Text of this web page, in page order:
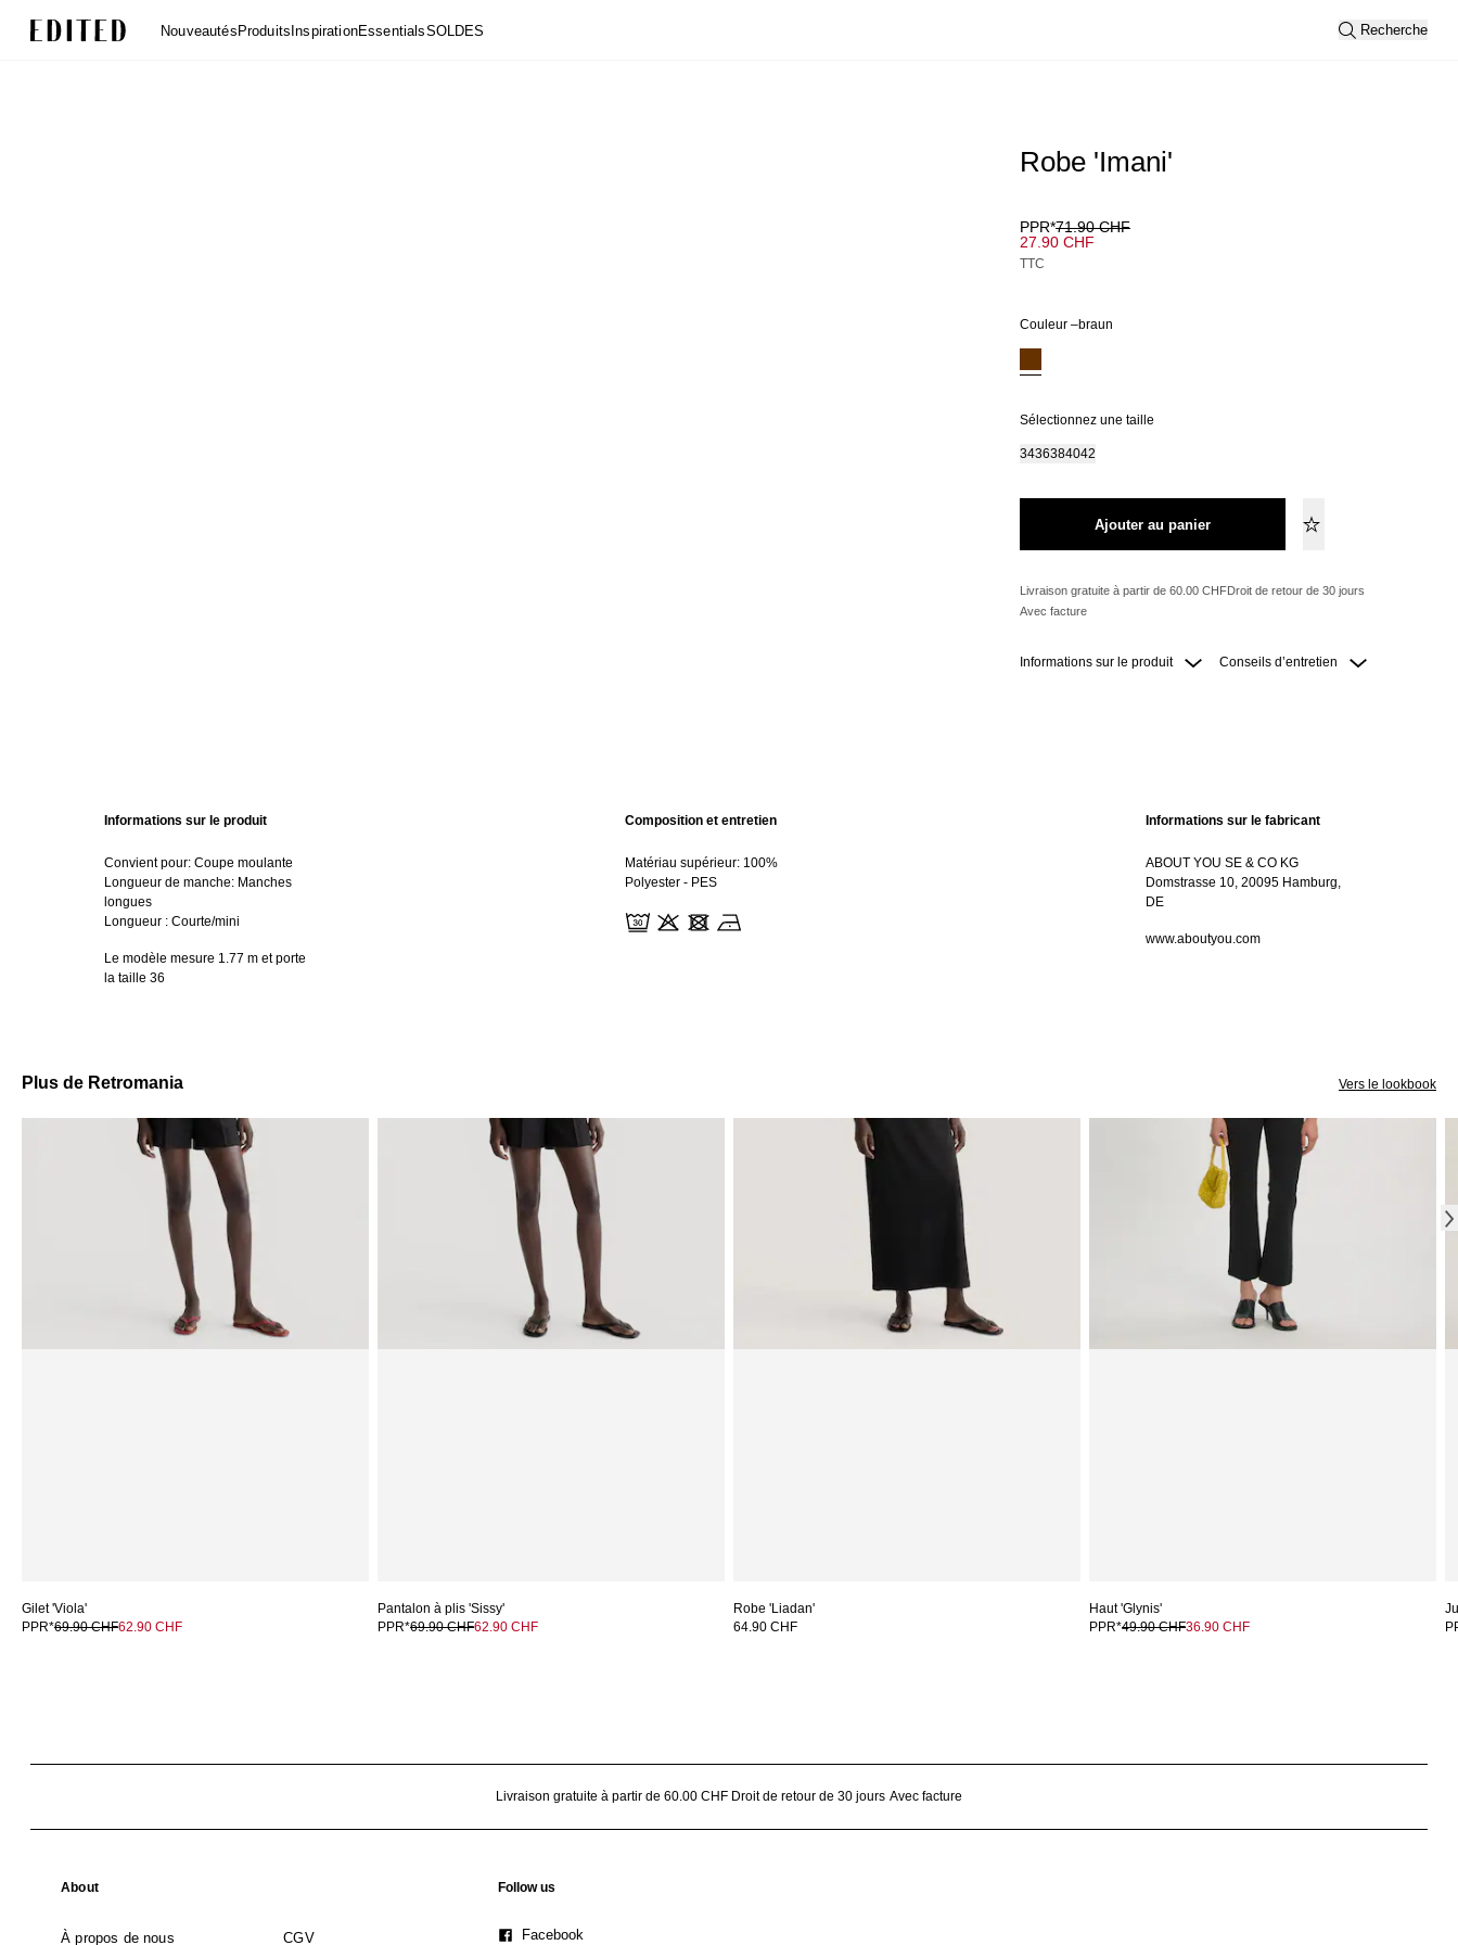
NouveautésProduitsInspirationEssentialsSOLDES Recherche
Robe 'Imani'
PPR*71.90 CHF
27.90 CHF
TTC
Couleur –braun
Sélectionnez une taille
3436384042
Ajouter au panier
Livraison gratuite à partir de 60.00 CHFDroit de retour de 30 jours
Avec facture
Informations sur le produit Conseils d’entretien
Informations sur le produit
Convient pour: Coupe moulante
Longueur de manche: Manches
longues
Longueur : Courte/mini
Le modèle mesure 1.77 m et porte
la taille 36
Composition et entretien
Matériau supérieur: 100%
Polyester - PES
Informations sur le fabricant
ABOUT YOU SE & CO KG
Domstrasse 10, 20095 Hamburg,
DE
www.aboutyou.com
Plus de Retromania Vers le lookbook
Gilet 'Viola'
PPR*69.90 CHF62.90 CHF
Pantalon à plis 'Sissy'
PPR*69.90 CHF62.90 CHF
Robe 'Liadan'
64.90 CHF
Haut 'Glynis'
PPR*49.90 CHF36.90 CHF
Livraison gratuite à partir de 60.00 CHF Droit de retour de 30 jours Avec facture
About
À propos de nous CGV
Follow us
Facebook